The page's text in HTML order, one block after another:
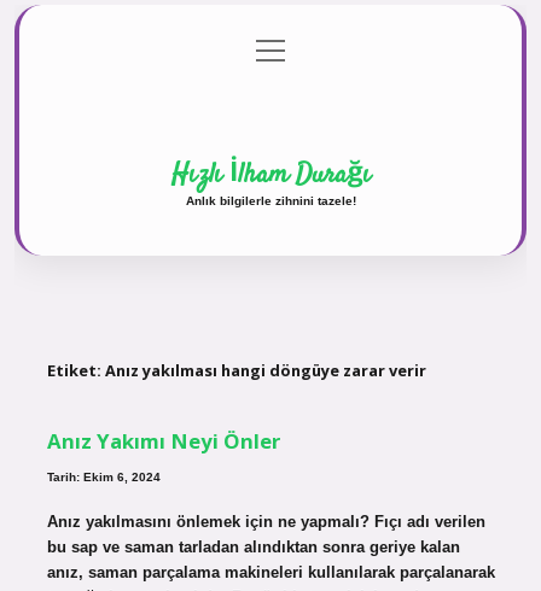
Gizlilik Politikası
menüyü
aç
Hızlı İlham Durağı
Anlık bilgilerle zihnini tazele!
Etiket: Anız yakılması hangi döngüye zarar verir
Anız Yakımı Neyi Önler
Tarih: Ekim 6, 2024
Anız yakılmasını önlemek için ne yapmalı? Fıçı adı verilen
bu sap ve saman tarladan alındıktan sonra geriye kalan
anız, saman parçalama makineleri kullanılarak parçalanarak